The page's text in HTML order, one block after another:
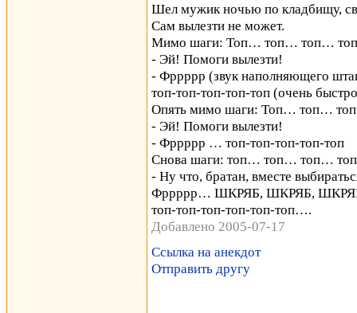
Шел мужик ночью по кладбищу,
Сам вылезти не может.
Мимо шаги: Топ… топ… топ…
- Эй! Помоги вылезти!
- Фррррр (звук наполняющего
топ-топ-топ-топ-топ (очень
Опять мимо шаги: Топ… топ…
- Эй! Помоги вылезти!
- Фррррр … топ-топ-топ-топ-топ
Снова шаги: топ… топ… топ…
- Ну что, братан, вместе
Фррррр… ШКРЯБ, ШКРЯБ,
топ-топ-топ-топ-топ-топ….
Добавлено 2005-07-17
Ссылка на анекдот
Отправить другу